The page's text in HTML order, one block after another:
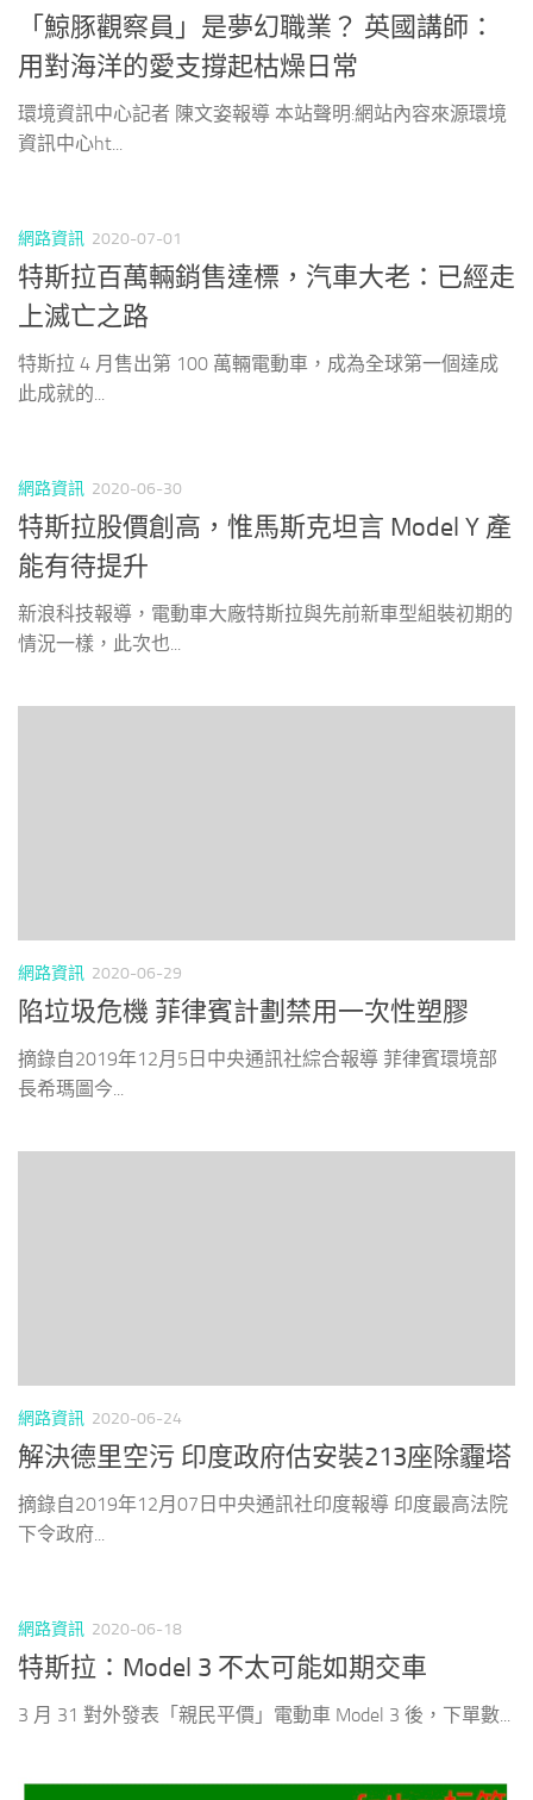
「鯨豚觀察員」是夢幻職業？ 英國講師：
用對海洋的愛支撐起枯燥日常
環境資訊中心記者 陳文姿報導 本站聲明:網站內容來源環境
資訊中心ht...
網路資訊 2020-07-01
特斯拉百萬輛銷售達標，汽車大老：已經走
上滅亡之路
特斯拉 4 月售出第 100 萬輛電動車，成為全球第一個達成
此成就的...
網路資訊 2020-06-30
特斯拉股價創高，惟馬斯克坦言 Model Y 產
能有待提升
新浪科技報導，電動車大廠特斯拉與先前新車型組裝初期的
情況一樣，此次也...
網路資訊 2020-06-29
陷垃圾危機 菲律賓計劃禁用一次性塑膠
摘錄自2019年12月5日中央通訊社綜合報導 菲律賓環境部
長希瑪圖今...
網路資訊 2020-06-24
解決德里空污 印度政府估安裝213座除霾塔
摘錄自2019年12月07日中央通訊社印度報導 印度最高法院
下令政府...
網路資訊 2020-06-18
特斯拉：Model 3 不太可能如期交車
3 月 31 對外發表「親民平價」電動車 Model 3 後，下單數...